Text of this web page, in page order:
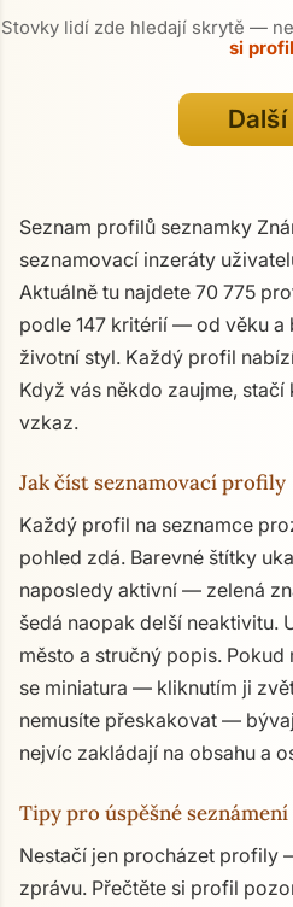
Stovky lidí zde hledají skrytě —
si
Další
Seznam profilů seznamky
seznamovací inzeráty
Aktuálně tu najdete 70 775
podle 147 kritérií — od věku a
životní styl. Každý profil
Když vás někdo zaujme,
vzkaz.
Jak číst seznamovací profily
Každý profil na seznamce
pohled zdá. Barevné štítky
naposledy aktivní — zelená
šedá naopak delší neaktivitu.
město a stručný popis.
se miniatura — kliknutím ji
nemusíte přeskakovat —
nejvíc zakládají na obsahu a
Tipy pro úspěšné seznámení
Nestačí jen procházet profily
zprávu. Přečtěte si profil